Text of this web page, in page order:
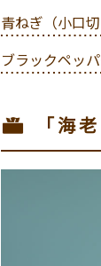
青ねぎ（小口切
ブラックペッ
「海